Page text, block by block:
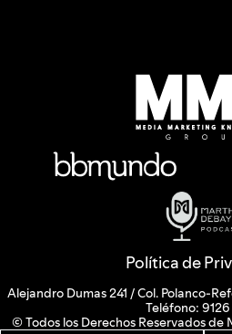
Política de
Alejandro Dumas 241 / Col. Polanco-
Teléfono:
© Todos los Derechos Reservados